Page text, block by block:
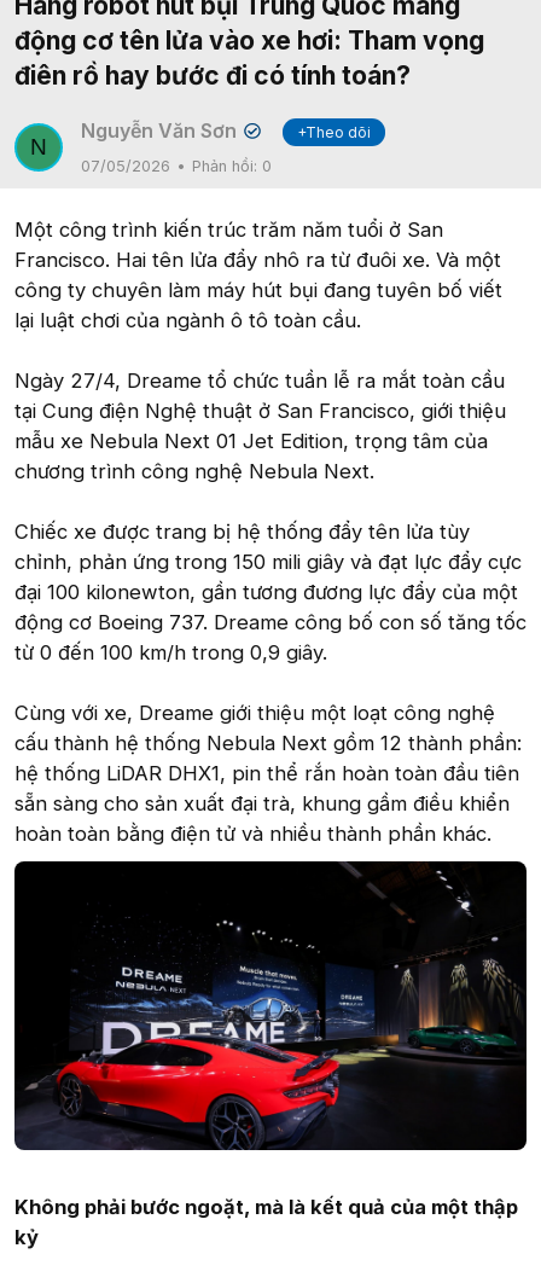
động cơ tên lửa vào xe hơi: Tham vọng
điên rồ hay bước đi có tính toán?
N
Nguyễn Văn Sơn ✔
+Theo dõi
07/05/2026
Phản hồi: 0
Một công trình kiến trúc trăm năm tuổi ở San
Francisco. Hai tên lửa đẩy nhô ra từ đuôi xe. Và một
công ty chuyên làm máy hút bụi đang tuyên bố viết
lại luật chơi của ngành ô tô toàn cầu.
Ngày 27/4, Dreame tổ chức tuần lễ ra mắt toàn cầu
tại Cung điện Nghệ thuật ở San Francisco, giới thiệu
mẫu xe Nebula Next 01 Jet Edition, trọng tâm của
chương trình công nghệ Nebula Next.
Chiếc xe được trang bị hệ thống đẩy tên lửa tùy
chỉnh, phản ứng trong 150 mili giây và đạt lực đẩy cực
đại 100 kilonewton, gần tương đương lực đẩy của một
động cơ Boeing 737. Dreame công bố con số tăng tốc
từ 0 đến 100 km/h trong 0,9 giây.
Cùng với xe, Dreame giới thiệu một loạt công nghệ
cấu thành hệ thống Nebula Next gồm 12 thành phần:
hệ thống LiDAR DHX1, pin thể rắn hoàn toàn đầu tiên
sẵn sàng cho sản xuất đại trà, khung gầm điều khiển
hoàn toàn bằng điện tử và nhiều thành phần khác.
Không phải bước ngoặt, mà là kết quả của một thập
kỷ